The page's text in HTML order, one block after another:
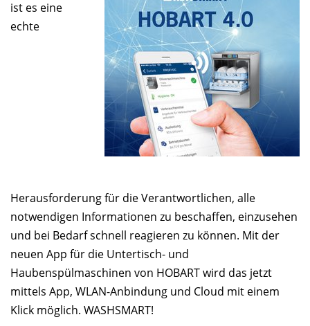
ist es eine
echte
Herausforderung für die Verantwortlichen, alle
notwendigen Informationen zu beschaffen, einzusehen
und bei Bedarf schnell reagieren zu können. Mit der
neuen App für die Untertisch- und
Haubenspülmaschinen von HOBART wird das jetzt
mittels App, WLAN-Anbindung und Cloud mit einem
Klick möglich. WASHSMART!